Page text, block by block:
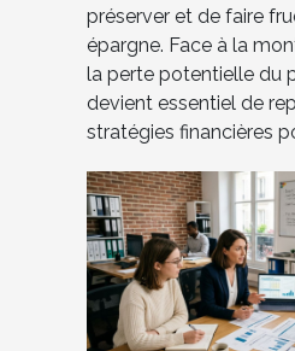
préserver et de faire
épargne. Face à la
la perte potentielle du
devient essentiel de
stratégies financières